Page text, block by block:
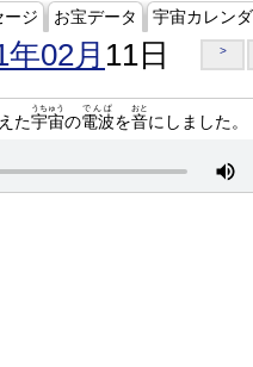
ージ お宝データ 宇宙カレン
年02月 11日 >
えた宇宙
うちゅう
の電波
でんぱ
を音
おと
にしました。